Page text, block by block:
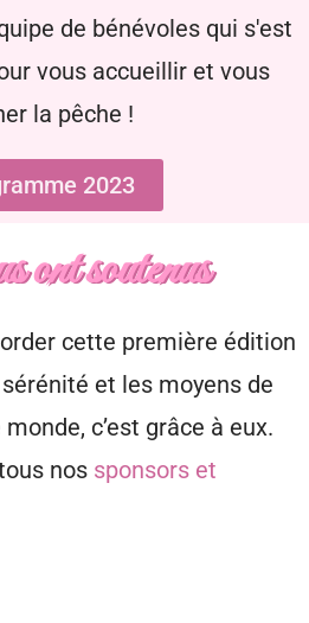
de bénévoles qui s'est
vous accueillir et vous
la pêche !
2023
soutenus
cette première édition
et les moyens de
c’est grâce à eux.
nos sponsors et